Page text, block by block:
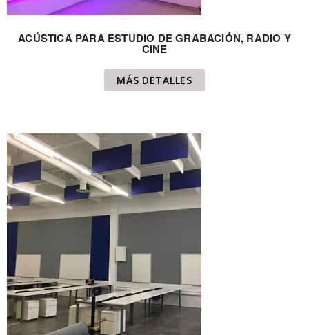
ACÚSTICA PARA ESTUDIO DE GRABACIÓN, RADIO Y
CINE
MÁS DETALLES